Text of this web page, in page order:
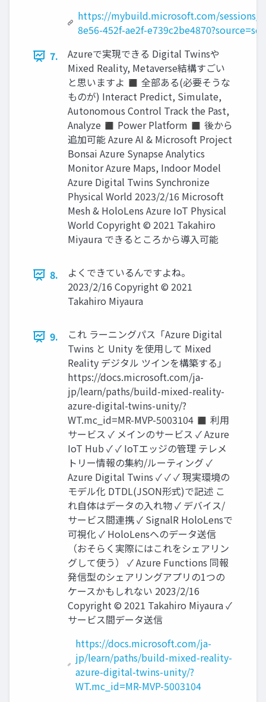
https://mybuild.microsoft.com/sessions/
8e56-452f-ae2f-
7.
Azureで実現できる Digital Twinsや
Mixed Reality, Metaverse結構すごい
と思いますよ ◼ 全部ある(必要そうな
ものが) Interact Predict, Simulate,
Autonomous Control Track the Past,
Analyze ◼ Power Platform ◼ 後から
追加可能 Azure AI & Microsoft Project
Bonsai Azure Synapse Analytics
Monitor Azure Maps, Indoor Model
Azure Digital Twins Synchronize
Physical World 2023/2/16 Microsoft
Mesh & HoloLens Azure IoT Physical
World Copyright © 2021 Takahiro
Miyaura できるところから導入可能
8.
よくできているんですよね。
2023/2/16 Copyright © 2021
Takahiro Miyaura
9.
これ ラーニングパス「Azure Digital
Twins と Unity を使用して Mixed
Reality デジタル ツインを構築する」
https://docs.microsoft.com/ja-
jp/learn/paths/build-mixed-reality-
azure-digital-twins-unity/?
WT.mc_id=MR-MVP-5003104 ◼ 利用
サービス ✓ メインのサービス ✓ Azure
IoT Hub ✓ ✓ IoTエッジの管理 テレメ
トリー情報の集約/ルーティング ✓
Azure Digital Twins ✓ ✓ ✓ 現実環境の
モデル化 DTDL(JSON形式)で記述 こ
れ自体はデータの入れ物 ✓ デバイス/
サービス間連携 ✓ SignalR HoloLensで
可視化 ✓ HoloLensへのデータ送信
（おそらく実際にはこれをシェアリン
グして使う） ✓ Azure Functions 同報
発信型のシェアリングアプリの1つの
ケースかもしれない 2023/2/16
Copyright © 2021 Takahiro Miyaura ✓
サービス間データ送信
https://docs.microsoft.com/ja-
jp/learn/paths/build-mixed-reality-
azure-digital-twins-unity/?
WT.mc_id=MR-MVP-5003104